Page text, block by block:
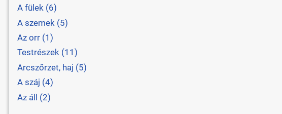
A fülek (6)
A szemek (5)
Az orr (1)
Testrészek (11)
Arcszőrzet, haj (5)
A száj (4)
Az áll (2)